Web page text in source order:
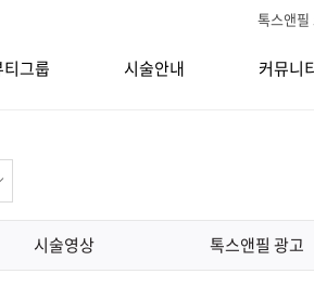
톡스앤필
그룹 시술안내 커뮤니
시술영상 톡스앤필 광고